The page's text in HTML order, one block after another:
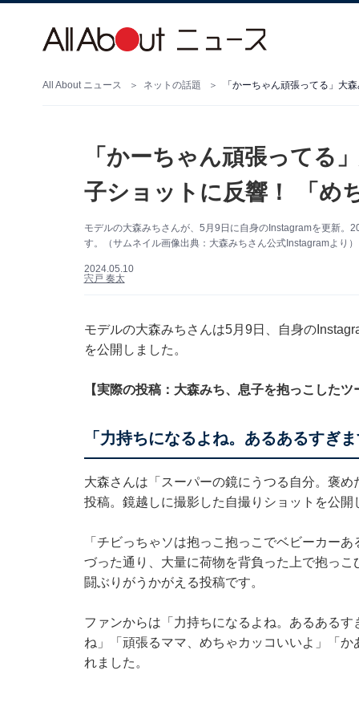
All About ニュース ネットの話題 「かーちゃん頑張ってる」大
「かーちゃん頑張ってる
子ショットに反響！ 「め
モデルの大森みちさんが、5月9日に自身のInstagramを更新。
す。（サムネイル画像出典：大森みちさん公式Instagramより）
2024.05.10
宍戸 奏太
モデルの大森みちさんは5月9日、自身の
を公開しました。
【実際の投稿：大森みち、息子を抱っこしたツ
「力持ちになるよね。あるあるすぎま
大森さんは「スーパーの鏡にうつる自分。褒
投稿。鏡越しに撮影した自撮りショットを公開
「チビっちゃソは抱っこ抱っこでベビーカー
づった通り、大量に荷物を背負った上で抱っ
闘ぶりがうかがえる投稿です。
ファンからは「力持ちになるよね。あるある
ね」「頑張るママ、めちゃカッコいいよ」「
れました。